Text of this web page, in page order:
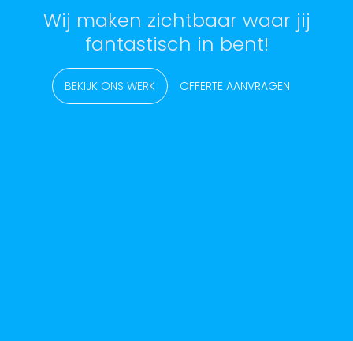
Wij maken zichtbaar waar jij
fantastisch in bent!
BEKIJK ONS WERK OFFERTE AANVRAGEN